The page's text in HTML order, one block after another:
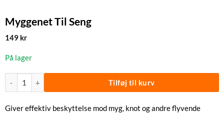
Myggenet Til Seng
149 kr
På lager
Tilføj til kurv
Giver effektiv beskyttelse mod myg, knot og andre flyvende